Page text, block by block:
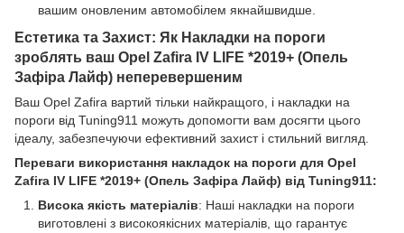
вашим оновленим автомобілем якнайшвидше.
Естетика та Захист: Як Накладки на пороги
зроблять ваш Opel Zafira IV LIFE *2019+ (Опель
Зафіра Лайф) неперевершеним
Ваш Opel Zafira вартий тільки найкращого, і накладки на
пороги від Tuning911 можуть допомогти вам досягти цього
ідеалу, забезпечуючи ефективний захист і стильний вигляд.
Переваги використання накладок на пороги для Opel
Zafira IV LIFE *2019+ (Опель Зафіра Лайф) від Tuning911:
Висока якість матеріалів: Наші накладки на пороги
виготовлені з високоякісних матеріалів, що гарантує